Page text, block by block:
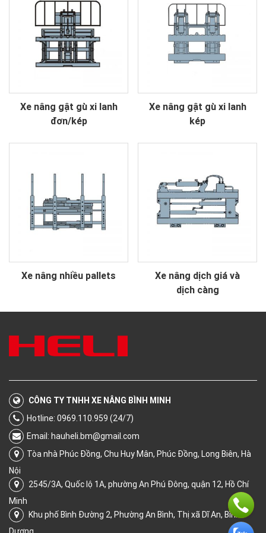
Xe nâng gật gù xi lanh
đơn/kép
Xe nâng gật gù xi lanh
kép
Xe nâng nhiều pallets
Xe nâng dịch giá và
dịch càng
CÔNG TY TNHH XE NÂNG BÌNH MINH
Hotline: 0969.110.959 (24/7)
Email: hauheli.bm@gmail.com
Tòa nhà Phúc Đồng, Chu Huy Mân, Phúc Đồng, Long Biên, Hà
Nội
2545/3A, Quốc lộ 1A, phường An Phú Đông, quận 12, Hồ Chí
Minh
Khu phố Bình Đường 2, Phường An Bình, Thị xã Dĩ An, Bình